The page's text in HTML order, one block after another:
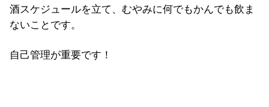
酒スケジュールを立て、むやみに何でもかんでも飲ま
ないことです。
自己管理が重要です！